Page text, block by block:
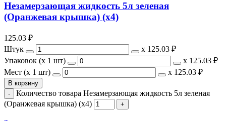
Незамерзающая жидкость 5л зеленая
(Оранжевая крышка) (х4)
125.03 ₽
Штук
х 125.03 ₽
Упаковок (x 1 шт)
х 125.03 ₽
Мест (x 1 шт)
х 125.03 ₽
В корзину
Количество товара Незамерзающая жидкость 5л зеленая
(Оранжевая крышка) (х4)